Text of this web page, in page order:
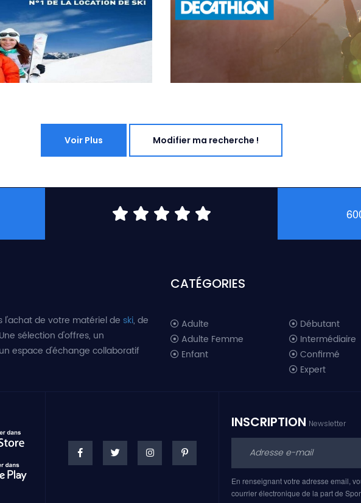
Voir Plus Modifier ma recherche !
de votre matériel de ski, de
sélection d'offres, un
espace d'échange collaboratif
CATÉGORIES
Adulte
Adulte Femme
Enfant
Débutant
Intermédiaire
Confirmé
Expert
INSCRIPTION Newsletter
En renseignant votre adresse email,
courrier électronique de la part de